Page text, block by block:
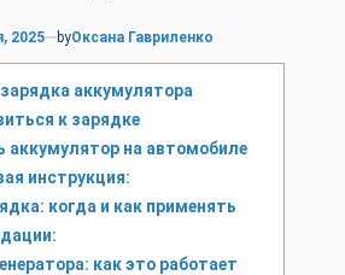
2025 byОксана Гавриленко
аккумулятора
к зарядке
аккумулятор на автомобиле
инструкция:
когда и как применять
как это работает